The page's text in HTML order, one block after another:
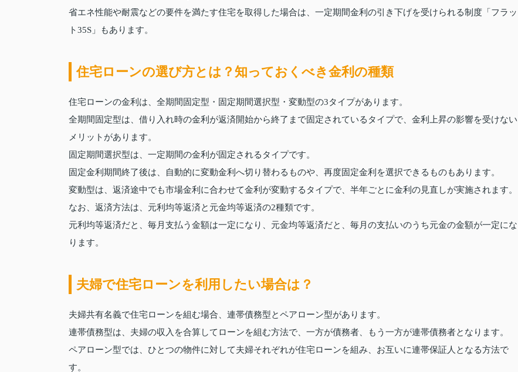
省エネ性能や耐震などの要件を満たす住宅を取得した場合は、一定期間金利の引き下げを受けられる制度「フラッ
ト35S」もあります。
住宅ローンの選び方とは？知っておくべき金利の種類
住宅ローンの金利は、全期間固定型・固定期間選択型・変動型の3タイプがあります。
全期間固定型は、借り入れ時の金利が返済開始から終了まで固定されているタイプで、金利上昇の影響を受けない
メリットがあります。
固定期間選択型は、一定期間の金利が固定されるタイプです。
固定金利期間終了後は、自動的に変動金利へ切り替わるものや、再度固定金利を選択できるものもあります。
変動型は、返済途中でも市場金利に合わせて金利が変動するタイプで、半年ごとに金利の見直しが実施されます。
なお、返済方法は、元利均等返済と元金均等返済の2種類です。
元利均等返済だと、毎月支払う金額は一定になり、元金均等返済だと、毎月の支払いのうち元金の金額が一定にな
ります。
夫婦で住宅ローンを利用したい場合は？
夫婦共有名義で住宅ローンを組む場合、連帯債務型とペアローン型があります。
連帯債務型は、夫婦の収入を合算してローンを組む方法で、一方が債務者、もう一方が連帯債務者となります。
ペアローン型では、ひとつの物件に対して夫婦それぞれが住宅ローンを組み、お互いに連帯保証人となる方法で
す。